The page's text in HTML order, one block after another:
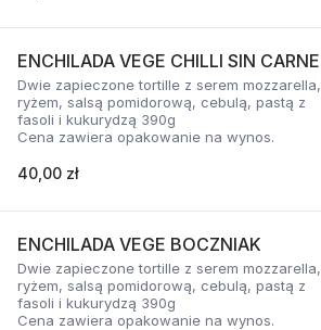
ENCHILADA VEGE CHILLI SIN CARNE
Dwie zapieczone tortille z serem mozzarella,
ryżem, salsą pomidorową, cebulą, pastą z
fasoli i kukurydzą 390g
Cena zawiera opakowanie na wynos.
40,00 zł
ENCHILADA VEGE BOCZNIAK
Dwie zapieczone tortille z serem mozzarella,
ryżem, salsą pomidorową, cebulą, pastą z
fasoli i kukurydzą 390g
Cena zawiera opakowanie na wynos.